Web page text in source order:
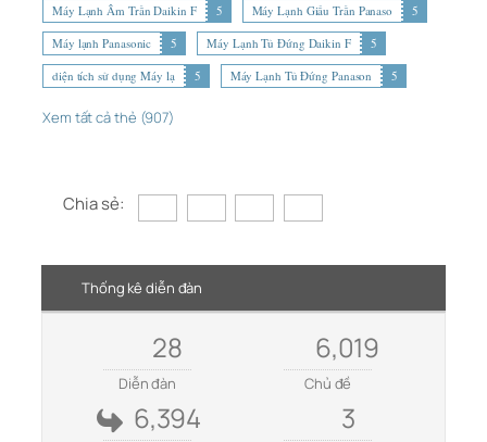
Máy Lạnh Âm Trần Daikin F
5 Máy Lạnh Giấu Trần Panaso
5
Máy lạnh Panasonic
5 Máy Lạnh Tủ Đứng Daikin F
5
diện tích sử dụng Máy lạ
5 Máy Lạnh Tủ Đứng Panason 5
Xem tất cả thẻ (907)
Chia sẻ:
Thống kê diễn đàn
28
Diễn đàn
6,019
Chủ đề
6,394 3